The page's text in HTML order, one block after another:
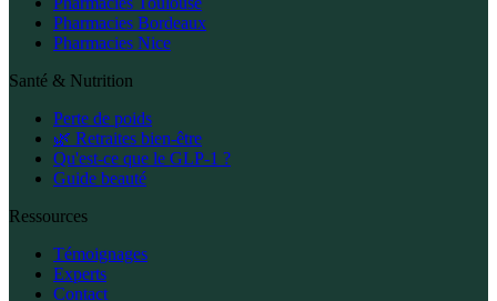
Pharmacies Bordeaux
Pharmacies Nice
Santé & Nutrition
Perte de poids
🌿 Retraites bien-être
Qu'est-ce que le GLP-1 ?
Guide beauté
Ressources
Témoignages
Experts
Contact